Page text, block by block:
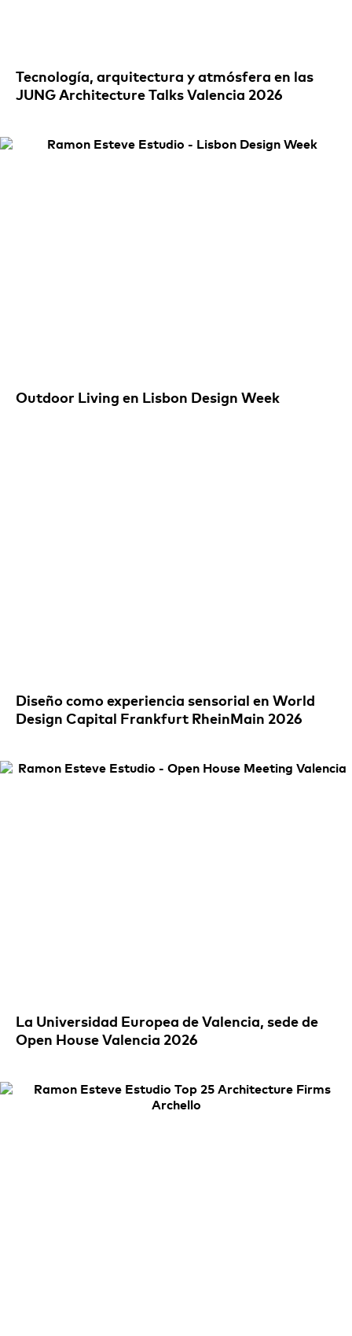
Tecnología, arquitectura y atmósfera en las
JUNG Architecture Talks Valencia 2026
Outdoor Living en Lisbon Design Week
Diseño como experiencia sensorial en World
Design Capital Frankfurt RheinMain 2026
La Universidad Europea de Valencia, sede de
Open House Valencia 2026